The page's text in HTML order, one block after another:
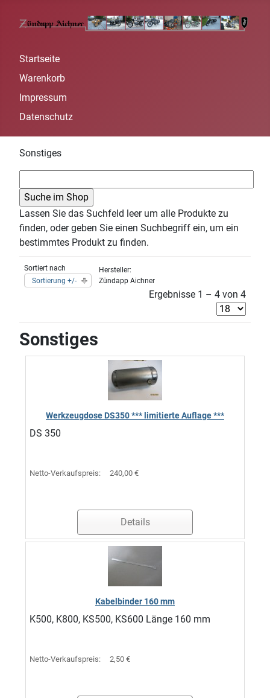
Startseite
Warenkorb
Impressum
Datenschutz
Sonstiges
Lassen Sie das Suchfeld leer um alle Produkte zu
finden, oder geben Sie einen Suchbegriff ein, um ein
bestimmtes Produkt zu finden.
Sortiert nach
Sortierung +/-
Hersteller:
Zündapp Aichner
Ergebnisse 1 – 4 von 4
Sonstiges
Werkzeugdose DS350 *** limitierte Auflage ***
DS 350
Netto-Verkaufspreis: 240,00 €
Details
Kabelbinder 160 mm
K500, K800, KS500, KS600 Länge 160 mm
Netto-Verkaufspreis: 2,50 €